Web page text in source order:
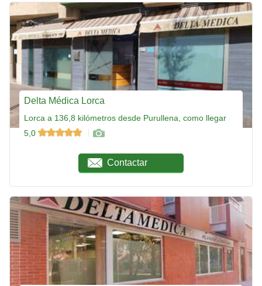
Delta Médica Lorca
Lorca a 136,8 kilómetros desde Purullena, como llegar
5,0
Contactar